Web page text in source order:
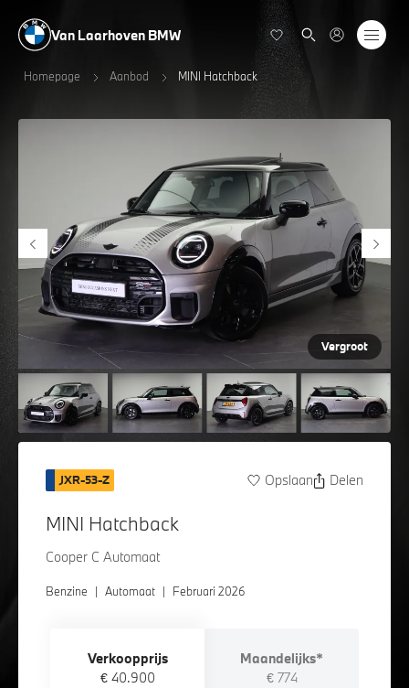
Van Laarhoven BMW
Homepage Aanbod MINI Hatchback
Vergroot
JXR-53-Z Opslaan Delen
MINI Hatchback
Cooper C Automaat
Benzine | Automaat | Februari 2026
Verkoopprijs
€ 40.900
Maandelijks*
€ 774